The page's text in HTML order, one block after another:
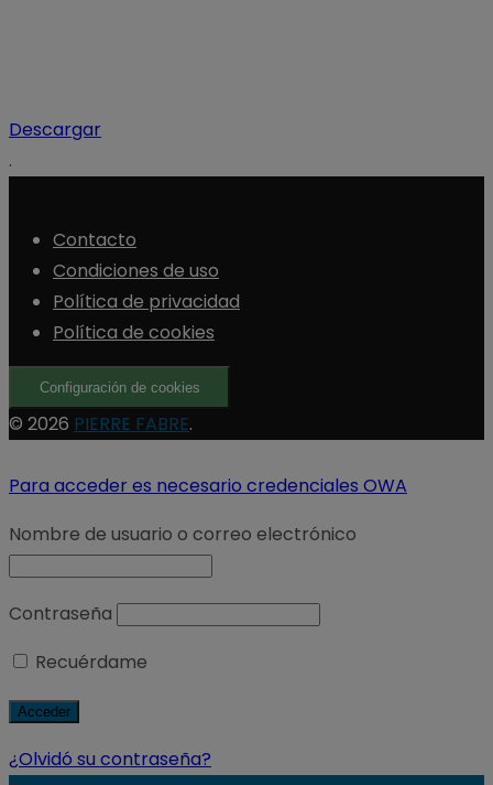
Descargar
.
Contacto
Condiciones de uso
Política de privacidad
Política de cookies
Configuración de cookies
© 2026 PIERRE FABRE.
Para acceder es necesario credenciales OWA
Nombre de usuario o correo electrónico
Contraseña
Recuérdame
¿Olvidó su contraseña?